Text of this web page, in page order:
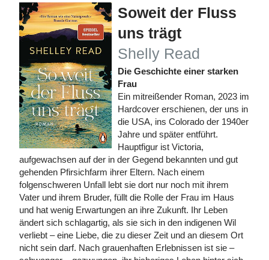
Soweit der Fluss
uns trägt
Shelly Read
Die Geschichte einer starken
Frau
Ein mitreißender Roman, 2023 im
Hardcover erschienen, der uns in
die USA, ins Colorado der 1940er
Jahre und später entführt.
Hauptfigur ist Victoria,
aufgewachsen auf der in der Gegend bekannten und gut
gehenden Pfirsichfarm ihrer Eltern. Nach einem
folgenschweren Unfall lebt sie dort nur noch mit ihrem
Vater und ihrem Bruder, füllt die Rolle der Frau im Haus
und hat wenig Erwartungen an ihre Zukunft. Ihr Leben
ändert sich schlagartig, als sie sich in den indigenen Wil
verliebt – eine Liebe, die zu dieser Zeit und an diesem Ort
nicht sein darf. Nach grauenhaften Erlebnissen ist sie –